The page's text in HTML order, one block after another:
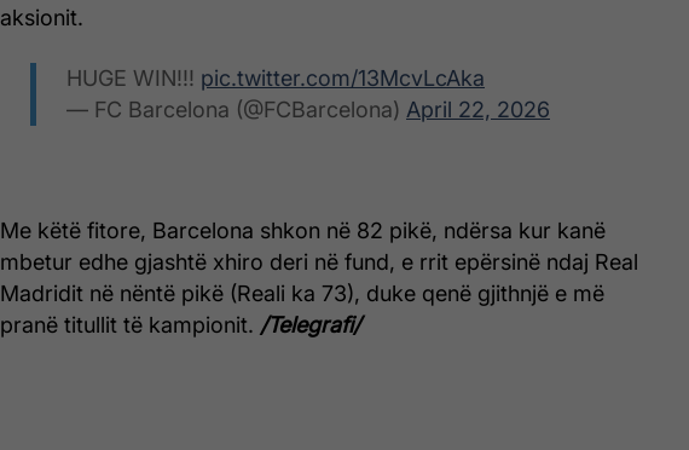
aksionit.
HUGE WIN!!! pic.twitter.com/13McvLcAka
— FC Barcelona (@FCBarcelona) April 22, 2026
Me këtë fitore, Barcelona shkon në 82 pikë, ndërsa kur kanë
mbetur edhe gjashtë xhiro deri në fund, e rrit epërsinë ndaj Real
Madridit në nëntë pikë (Reali ka 73), duke qenë gjithnjë e më
pranë titullit të kampionit. /Telegrafi/